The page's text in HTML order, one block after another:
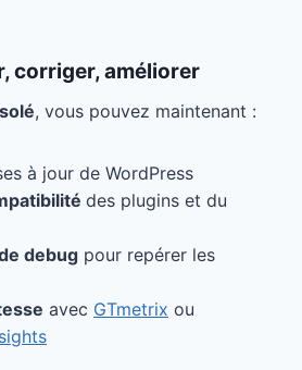
corriger, améliorer
, vous pouvez maintenant :
à jour de WordPress
des plugins et du
debug pour repérer les
avec GTmetrix ou